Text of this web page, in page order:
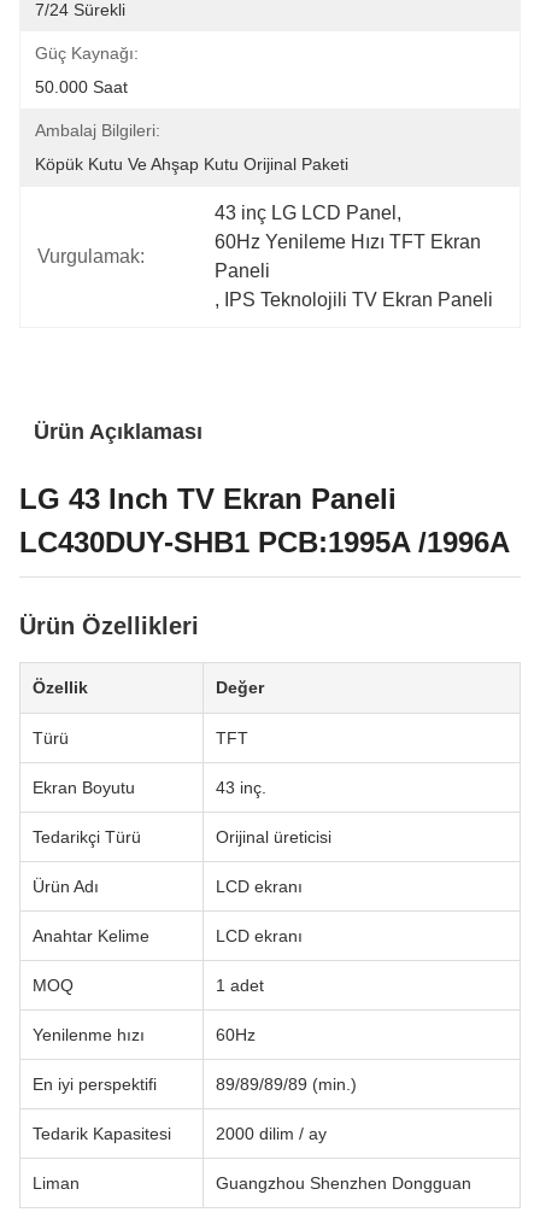
7/24 Sürekli
Güç Kaynağı:
50.000 Saat
Ambalaj Bilgileri:
Köpük Kutu Ve Ahşap Kutu Orijinal Paketi
Vurgulamak:
43 inç LG LCD Panel ,
60Hz Yenileme Hızı TFT Ekran
Paneli
,
IPS Teknolojili TV Ekran Paneli
Ürün Açıklaması
LG 43 Inch TV Ekran Paneli
LC430DUY-SHB1 PCB:1995A /1996A
Ürün Özellikleri
Özellik Değer
Türü TFT
Ekran Boyutu 43 inç.
Tedarikçi Türü Orijinal üreticisi
Ürün Adı LCD ekranı
Anahtar Kelime LCD ekranı
MOQ 1 adet
Yenilenme hızı 60Hz
En iyi perspektifi 89/89/89/89 (min.)
Tedarik Kapasitesi 2000 dilim / ay
Liman Guangzhou Shenzhen Dongguan